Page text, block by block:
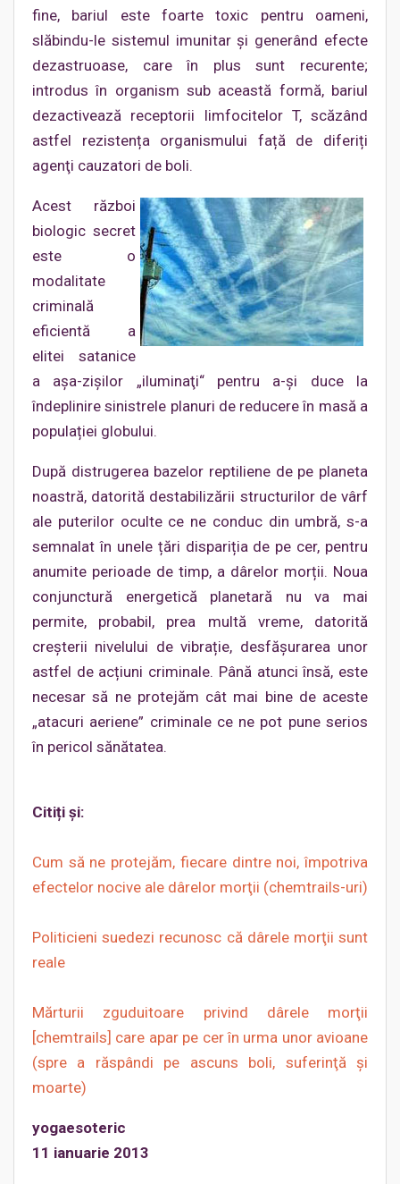
fine, bariul este foarte toxic pentru oameni,
slăbindu-le sistemul imunitar și generând efecte
dezastruoase, care în plus sunt recurente;
introdus în organism sub această formă, bariul
dezactivează receptorii limfocitelor T, scăzând
astfel rezistența organismului față de diferiți
agenţi cauzatori de boli.
Acest război
biologic secret
este o
modalitate
criminală
eficientă a
elitei satanice
a aşa-zişilor „iluminaţi“ pentru a-și duce la
îndeplinire sinistrele planuri de reducere în masă a
populației globului.
După distrugerea bazelor reptiliene de pe planeta
noastră, datorită destabilizării structurilor de vârf
ale puterilor oculte ce ne conduc din umbră, s-a
semnalat în unele țări dispariția de pe cer, pentru
anumite perioade de timp, a dârelor morții. Noua
conjunctură energetică planetară nu va mai
permite, probabil, prea multă vreme, datorită
creșterii nivelului de vibrație, desfășurarea unor
astfel de acțiuni criminale. Până atunci însă, este
necesar să ne protejăm cât mai bine de aceste
„atacuri aeriene” criminale ce ne pot pune serios
în pericol sănătatea.
Citiți și:
Cum să ne protejăm, fiecare dintre noi, împotriva
efectelor nocive ale dârelor morţii (chemtrails-uri)
Politicieni suedezi recunosc că dârele morţii sunt
reale
Mărturii zguduitoare privind dârele morţii
[chemtrails] care apar pe cer în urma unor avioane
(spre a răspândi pe ascuns boli, suferinţă şi
moarte)
yogaesoteric
11 ianuarie 2013